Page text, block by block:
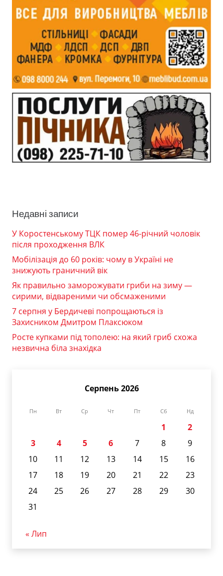
Недавні записи
У Коростенському ТЦК помер 46-річний чоловік
після проходження ВЛК
Мобілізація до 60 років: чому в Україні не
знижують граничний вік
Як правильно заморожувати гриби на зиму —
сирими, відвареними чи обсмаженими
7 серпня у Бердичеві попрощаються із
Захисником Дмитром Плаксюком
Росте купками під тополею: на який гриб схожа
незвична біла знахідка
Серпень 2026
Пн Вт Ср Чт Пт Сб Нд
1
2
3
4 5 6 7 8
9
10
11 12 13 14 15
16
17
18 19 20 21 22
23
24
25 26 27 28 29
30
31
« Лип